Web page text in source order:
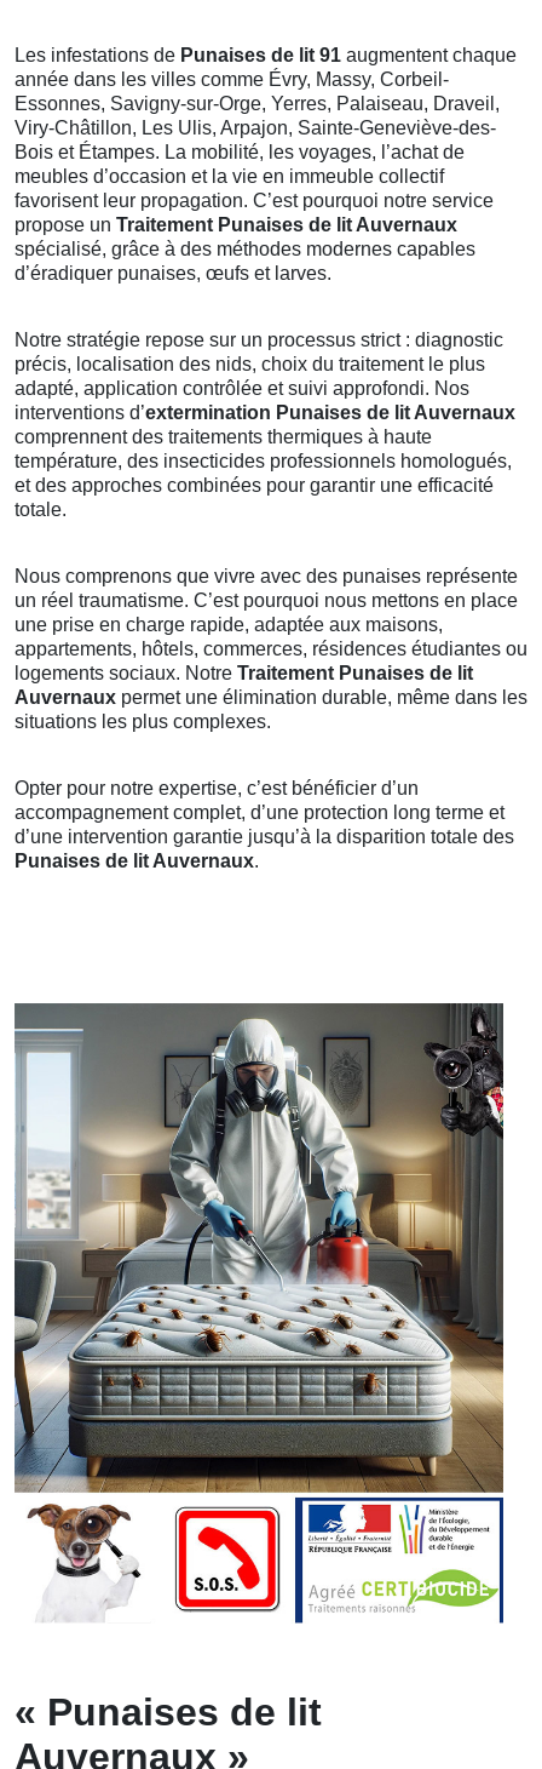
Les infestations de Punaises de lit 91 augmentent chaque
année dans les villes comme Évry, Massy, Corbeil-
Essonnes, Savigny-sur-Orge, Yerres, Palaiseau, Draveil,
Viry-Châtillon, Les Ulis, Arpajon, Sainte-Geneviève-des-
Bois et Étampes. La mobilité, les voyages, l’achat de
meubles d’occasion et la vie en immeuble collectif
favorisent leur propagation. C’est pourquoi notre service
propose un Traitement Punaises de lit Auvernaux
spécialisé, grâce à des méthodes modernes capables
d’éradiquer punaises, œufs et larves.
Notre stratégie repose sur un processus strict : diagnostic
précis, localisation des nids, choix du traitement le plus
adapté, application contrôlée et suivi approfondi. Nos
interventions d’extermination Punaises de lit Auvernaux
comprennent des traitements thermiques à haute
température, des insecticides professionnels homologués,
et des approches combinées pour garantir une efficacité
totale.
Nous comprenons que vivre avec des punaises représente
un réel traumatisme. C’est pourquoi nous mettons en place
une prise en charge rapide, adaptée aux maisons,
appartements, hôtels, commerces, résidences étudiantes ou
logements sociaux. Notre Traitement Punaises de lit
Auvernaux permet une élimination durable, même dans les
situations les plus complexes.
Opter pour notre expertise, c’est bénéficier d’un
accompagnement complet, d’une protection long terme et
d’une intervention garantie jusqu’à la disparition totale des
Punaises de lit Auvernaux.
« Punaises de lit
Auvernaux »